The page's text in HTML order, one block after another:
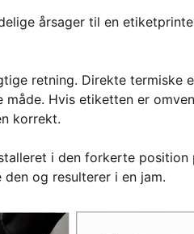
årsager til en
retning. Direkte termiske
Hvis etiketten er
korrekt.
i den forkerte
og resulterer i en jam.